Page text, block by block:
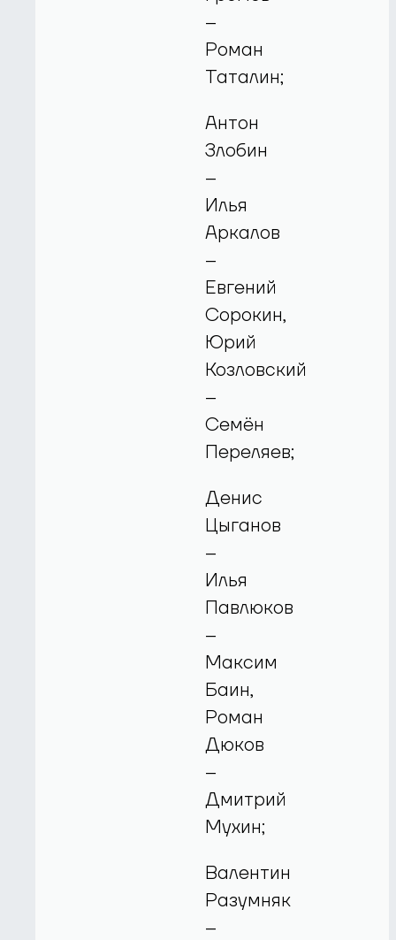
–
Роман
Таталин;
Антон
Злобин
–
Илья
Аркалов
–
Евгений
Сорокин,
Юрий
Козловский
–
Семён
Переляев;
Денис
Цыганов
–
Илья
Павлюков
–
Максим
Баин,
Роман
Дюков
–
Дмитрий
Мухин;
Валентин
Разумняк
–